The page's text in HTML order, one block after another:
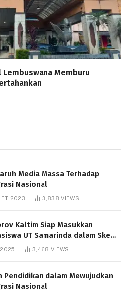
Lembuswana Memburu
Media Massa Terhadap
Nasional
2023 3,838VIEWS
Kaltim Siap Masukkan
UT Samarinda dalam Skema
Pendidikan Gratispol
2025 3,468 VIEWS
Pendidikan dalam Mewujudkan
Nasional